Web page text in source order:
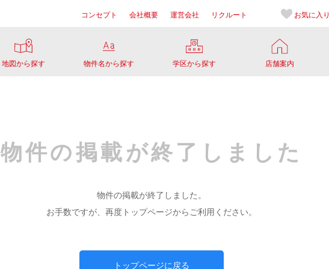
コンセプト 会社概要 運営会社 リクルート お気に入り
地図から探す 物件名から探す 学区から探す 店舗案内
物件の掲載が終了しました
物件の掲載が終了しました。
お手数ですが、再度トップページからご利用ください。
トップページに戻る